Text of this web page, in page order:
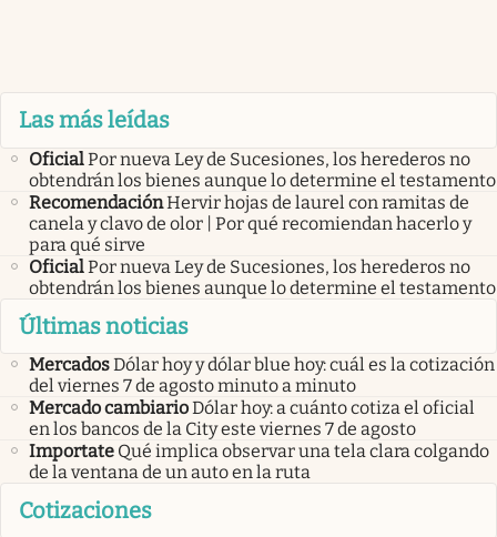
Las más leídas
OficialPor nueva Ley de Sucesiones, los herederos no
obtendrán los bienes aunque lo determine el testamento
RecomendaciónHervir hojas de laurel con ramitas de
canela y clavo de olor | Por qué recomiendan hacerlo y
para qué sirve
OficialPor nueva Ley de Sucesiones, los herederos no
obtendrán los bienes aunque lo determine el testamento
Últimas noticias
MercadosDólar hoy y dólar blue hoy: cuál es la cotización
del viernes 7 de agosto minuto a minuto
Mercado cambiarioDólar hoy: a cuánto cotiza el oficial
en los bancos de la City este viernes 7 de agosto
Importate Qué implica observar una tela clara colgando
de la ventana de un auto en la ruta
Cotizaciones